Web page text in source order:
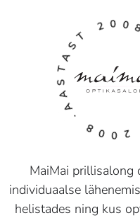
AASTAST
MaiMai prillisalong
individuaalse
helistades ning kus